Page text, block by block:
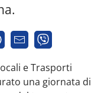
e Trasporti
una giornata di